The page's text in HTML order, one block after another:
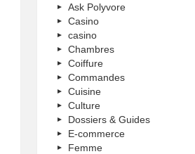
Ask Polyvore
Casino
casino
Chambres
Coiffure
Commandes
Cuisine
Culture
Dossiers & Guides
E-commerce
Femme